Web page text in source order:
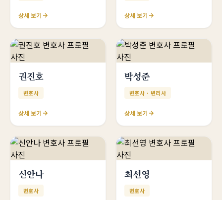
상세 보기 상세 보기
권진호
변호사
상세 보기
박성준
변호사 · 변리사
상세 보기
신안나
변호사
최선영
변호사